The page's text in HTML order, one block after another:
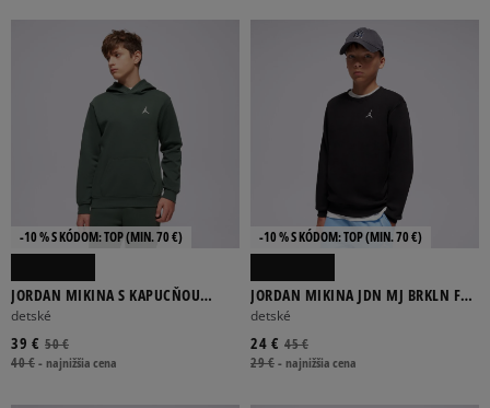
-10 % S KÓDOM: TOP (MIN. 70 €)
JORDAN MIKINA S KAPUCŇOU
BROOKLYN FLEECE B
detské
50 €
39 €
40 €-najnižšia cena
-10 % S KÓDOM: TOP (MIN. 70 €)
JORDAN MIKINA JDN MJ BRKLN FLC
CREW BOY
detské
45 €
24 €
29 €-najnižšia cena